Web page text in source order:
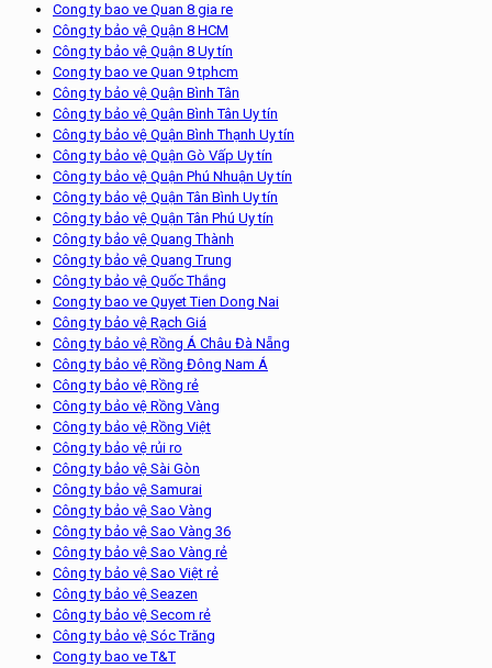
Cong ty bao ve Quan 8 gia re
Công ty bảo vệ Quận 8 HCM
Công ty bảo vệ Quận 8 Uy tín
Cong ty bao ve Quan 9 tphcm
Công ty bảo vệ Quận Bình Tân
Công ty bảo vệ Quận Bình Tân Uy tín
Công ty bảo vệ Quận Bình Thạnh Uy tín
Công ty bảo vệ Quận Gò Vấp Uy tín
Công ty bảo vệ Quận Phú Nhuận Uy tín
Công ty bảo vệ Quận Tân Bình Uy tín
Công ty bảo vệ Quận Tân Phú Uy tín
Công ty bảo vệ Quang Thành
Công ty bảo vệ Quang Trung
Công ty bảo vệ Quốc Thắng
Cong ty bao ve Quyet Tien Dong Nai
Công ty bảo vệ Rạch Giá
Công ty bảo vệ Rồng Á Châu Đà Nẵng
Công ty bảo vệ Rồng Đông Nam Á
Công ty bảo vệ Rồng rẻ
Công ty bảo vệ Rồng Vàng
Công ty bảo vệ Rồng Việt
Công ty bảo vệ rủi ro
Công ty bảo vệ Sài Gòn
Công ty bảo vệ Samurai
Công ty bảo vệ Sao Vàng
Công ty bảo vệ Sao Vàng 36
Công ty bảo vệ Sao Vàng rẻ
Công ty bảo vệ Sao Việt rẻ
Công ty bảo vệ Seazen
Công ty bảo vệ Secom rẻ
Công ty bảo vệ Sóc Trăng
Cong ty bao ve T&T